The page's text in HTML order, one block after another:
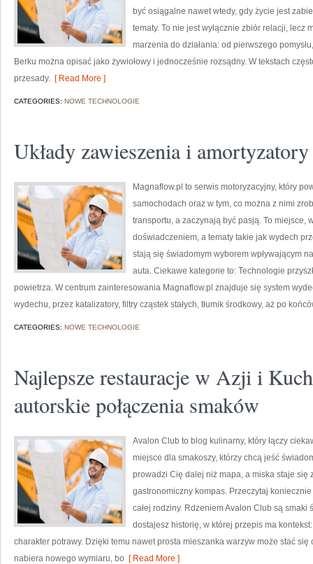
być osiągalne nawet wtedy, gdy życie jest
tematy. To nie jest wyłącznie zbiór relacji,
marzenia do działania: od pierwszego
Berku można opisać jako żywiołowy i jednocześnie rozsądny. W tekstach
przesady. [ Read More ]
CATEGORIES: NOWE TECHNOLOGIE
Układy zawieszenia i amortyzatory
Magnaflow.pl to serwis motoryzacyjny, który
samochodach oraz w tym, co można z nimi
transportu, a zaczynają być pasją. To miejsce,
doświadczeniem, a tematy takie jak wydech
stają się świadomym wyborem wpływającym
auta. Ciekawe kategorie to: Technologie
powietrza. W centrum zainteresowania Magnaflow.pl znajduje się system
wydechu, przez katalizatory, filtry cząstek stałych, tłumik środkowy, aż po
CATEGORIES: NOWE TECHNOLOGIE
Najlepsze restauracje w Azji i
autorskie połączenia smaków
Avalon Club to blog kulinarny, który łączy
miejsce dla smakoszy, którzy chcą jeść
prowadzi Cię dalej niż mapa, a miska staje się
gastronomiczny kompas. Przeczytaj
całej rodziny. Rdzeniem Avalon Club są
dostajesz historię, w której przepis ma
charakter potrawy. Dzięki temu nawet prosta mieszanka warzyw może stać
nabiera nowego wymiaru, bo [ Read More ]